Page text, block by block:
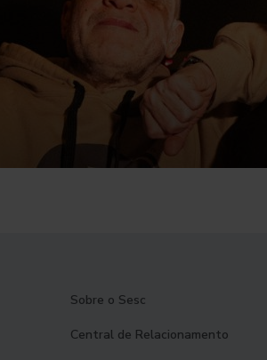
Sobre o Sesc
Central de Relacionamento